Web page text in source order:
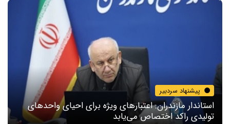
پیشنهاد سردبیر
استاندار مازندران: اعتبارهای ویژه برای احیای واحدهای
تولیدی راکد اختصاص می‌یابد